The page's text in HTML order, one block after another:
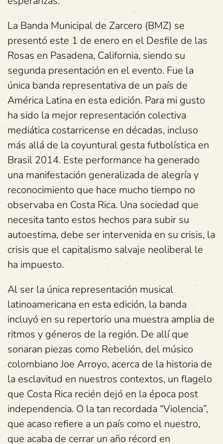
La Banda Municipal de Zarcero (BMZ) se
presentó este 1 de enero en el Desfile de las
Rosas en Pasadena, California, siendo su
segunda presentación en el evento. Fue la
única banda representativa de un país de
América Latina en esta edición. Para mi gusto
ha sido la mejor representación colectiva
mediática costarricense en décadas, incluso
más allá de la coyuntural gesta futbolística en
Brasil 2014. Este performance ha generado
una manifestación generalizada de alegría y
reconocimiento que hace mucho tiempo no
observaba en Costa Rica. Una sociedad que
necesita tanto estos hechos para subir su
autoestima, debe ser intervenida en su crisis, la
crisis que el capitalismo salvaje neoliberal le
ha impuesto.
Al ser la única representación musical
latinoamericana en esta edición, la banda
incluyó en su repertorio una muestra amplia de
ritmos y géneros de la región. De allí que
sonaran piezas como Rebelión, del músico
colombiano Joe Arroyo, acerca de la historia de
la esclavitud en nuestros contextos, un flagelo
que Costa Rica recién dejó en la época post
independencia. O la tan recordada “Violencia”,
que acaso refiere a un país como el nuestro,
que acaba de cerrar un año récord en